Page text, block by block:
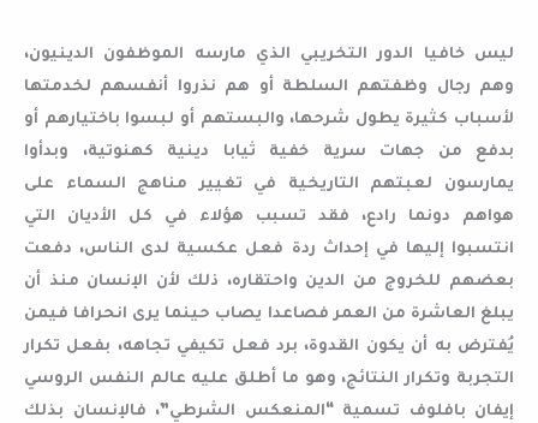
ليس خافيا الدور التخريبي الذي مارسه الموظفون الدينيون،
وهم رجال وظفتهم السلطة أو هم نذروا أنفسهم لخدمتها
لأسباب كثيرة يطول شرحها، والبستهم أو لبسوا باختيارهم أو
بدفع من جهات سرية خفية ثيابا دينية كهنوتية، وبدأوا
يمارسون لعبتهم التاريخية في تغيير مناهج السماء على
هواهم دونما رادع، فقد تسبب هؤلاء في كل الأديان التي
انتسبوا إليها في إحداث ردة فعل عكسية لدى الناس، دفعت
بعضهم للخروج من الدين واحتقاره، ذلك لأن الإنسان منذ أن
يبلغ العاشرة من العمر فصاعدا يصاب حينما يرى انحرافا فيمن
يُفترض به أن يكون القدوة، برد فعل تكيفي تجاهه، بفعل تكرار
التجربة وتكرار النتائج، وهو ما أطلق عليه عالم النفس الروسي
إيفان بافلوف تسمية “المنعكس الشرطي”، فالإنسان بذلك